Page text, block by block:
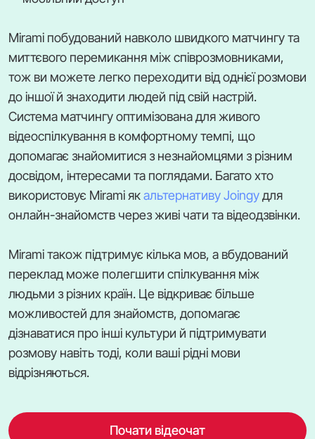
Mirami побудований навколо швидкого матчингу та
миттєвого перемикання між співрозмовниками,
тож ви можете легко переходити від однієї розмови
до іншої й знаходити людей під свій настрій.
Система матчингу оптимізована для живого
відеоспілкування в комфортному темпі, що
допомагає знайомитися з незнайомцями з різним
досвідом, інтересами та поглядами. Багато хто
використовує Mirami якальтернативу Joingyдля
онлайн-знайомств через живі чати та відеодзвінки.
Mirami також підтримує кілька мов, а вбудований
переклад може полегшити спілкування між
людьми з різних країн. Це відкриває більше
можливостей для знайомств, допомагає
дізнаватися про інші культури й підтримувати
розмову навіть тоді, коли ваші рідні мови
відрізняються.
Почати відеочат